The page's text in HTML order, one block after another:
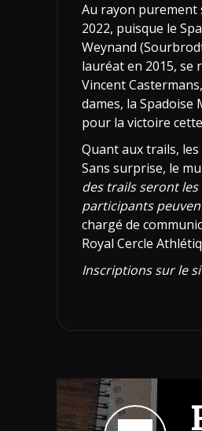
Au rayon purement
2022, puisque le
Weynand
lauréat en 2015, se
Vincent
dames, la
pour la victoire
Quant aux trails,
Sans surprise, le
des trails seront
participants
chargé de
Royal Cercle
Inscriptions sur le